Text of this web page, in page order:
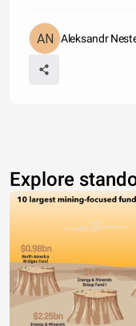
Aleksandr
Explore